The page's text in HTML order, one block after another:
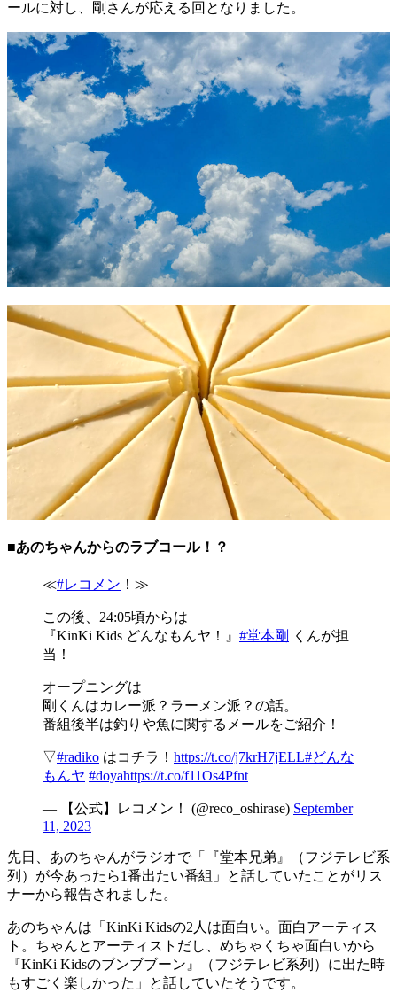
ールに対し、剛さんが応える回となりました。
■あのちゃんからのラブコール！？
≪#レコメン ！≫
この後、24:05頃からは
『KinKi Kids どんなもんヤ！』 #堂本剛
くんが担
当！
オープニングは
剛くんはカレー派？ラーメン派？の話。
番組後半は釣りや魚に関するメールをご紹介！
▽#radiko はコチラ！ https://t.co/j7krH7jELL#どんな
もんヤ #doyahttps://t.co/f11Os4Pfnt
— 【公式】レコメン！ (@reco_oshirase) September
11, 2023
先日、あのちゃんがラジオで「『堂本兄弟』（フジテレビ系
列）が今あったら1番出たい番組」と話していたことがリス
ナーから報告されました。
あのちゃんは「KinKi Kidsの2人は面白い。面白アーティス
ト。ちゃんとアーティストだし、めちゃくちゃ面白いから
『KinKi Kidsのブンブブーン』（フジテレビ系列）に出た時
もすごく楽しかった」と話していたそうです。